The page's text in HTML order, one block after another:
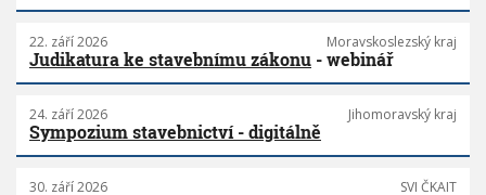
22. září 2026 Moravskoslezský kraj
Judikatura ke stavebnímu zákonu - webinář
24. září 2026 Jihomoravský kraj
Sympozium stavebnictví - digitálně
30. září 2026 SVI ČKAIT